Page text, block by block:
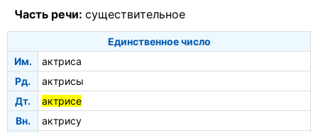
Часть речи: существительное
Единственное число
Им.
актриса
Рд.
актрисы
Дт.
актрисе
Вн.
актрису